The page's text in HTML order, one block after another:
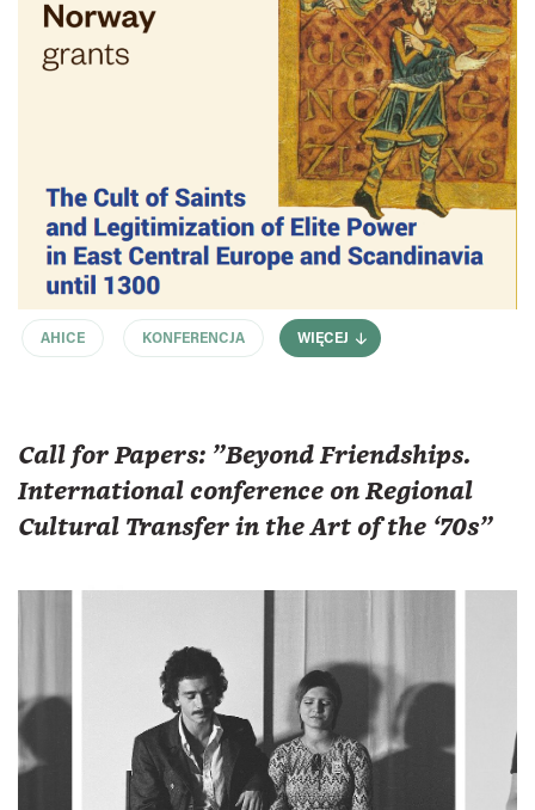
AHICE KONFERENCJA WIĘCEJ
Call for Papers: "Beyond Friendships.
International conference on Regional
Cultural Transfer in the Art of the ‘70s"